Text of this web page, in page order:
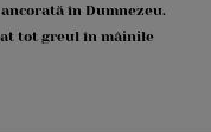
în Dumnezeu.
tot greul în mâinile